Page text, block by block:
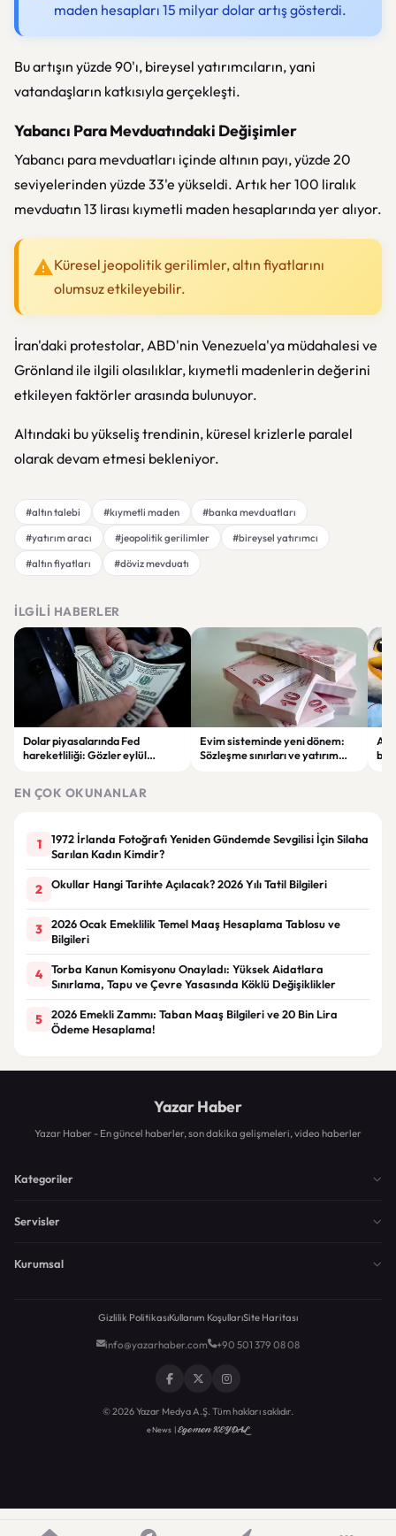
maden hesapları 15 milyar dolar artış gösterdi.
Bu artışın yüzde 90'ı, bireysel yatırımcıların, yani
vatandaşların katkısıyla gerçekleşti.
Yabancı Para Mevduatındaki Değişimler
Yabancı para mevduatları içinde altının payı, yüzde 20
seviyelerinden yüzde 33'e yükseldi. Artık her 100 liralık
mevduatın 13 lirası kıymetli maden hesaplarında yer alıyor.
Küresel jeopolitik gerilimler, altın fiyatlarını
olumsuz etkileyebilir.
İran'daki protestolar, ABD'nin Venezuela'ya müdahalesi ve
Grönland ile ilgili olasılıklar, kıymetli madenlerin değerini
etkileyen faktörler arasında bulunuyor.
Altındaki bu yükseliş trendinin, küresel krizlerle paralel
olarak devam etmesi bekleniyor.
#altın talebi #kıymetli maden
#banka mevduatları
#yatırım aracı
#jeopolitik gerilimler
#bireysel yatırımcı
#altın fiyatları
#döviz mevduatı
İLGILI HABERLER
Dolar piyasalarında Fed
hareketliliği: Gözler eylül
Evim sisteminde yeni dönem:
Sözleşme sınırları ve yatırım
EN ÇOK OKUNANLAR
1
1972 İrlanda Fotoğrafı Yeniden Gündemde Sevgilisi İçin Silaha
Sarılan Kadın Kimdir?
2 Okullar Hangi Tarihte Açılacak? 2026 Yılı Tatil Bilgileri
3
2026 Ocak Emeklilik Temel Maaş Hesaplama Tablosu ve
Bilgileri
4
Torba Kanun Komisyonu Onayladı: Yüksek Aidatlara
Sınırlama, Tapu ve Çevre Yasasında Köklü Değişiklikler
5
2026 Emekli Zammı: Taban Maaş Bilgileri ve 20 Bin Lira
Ödeme Hesaplama!
Yazar Haber
Yazar Haber - En güncel haberler, son dakika gelişmeleri, video haberler
Kategoriler
Servisler
Kurumsal
Gizlilik PolitikasıKullanım KoşullarıSite Haritası
info@yazarhaber.com +90 501 379 08 08
© 2026 Yazar Medya A.Ş. Tüm hakları saklıdır.
eNews |Egemen KEYDAL